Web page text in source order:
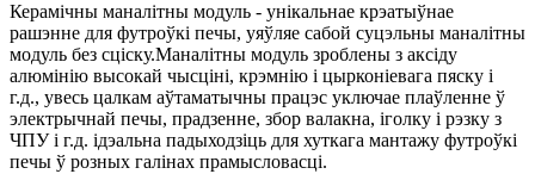
Керамічны маналітны модуль - унікальнае крэатыўнае
рашэнне для футроўкі печы, уяўляе сабой суцэльны маналітны
модуль без сціску.Маналітны модуль зроблены з аксіду
алюмінію высокай чысціні, крэмнію і цырконіевага пяску і
г.д., увесь цалкам аўтаматычны працэс уключае плаўленне ў
электрычнай печы, прадзенне, збор валакна, іголку і рэзку з
ЧПУ і г.д. ідэальна падыходзіць для хуткага мантажу футроўкі
печы ў розных галінах прамысловасці.